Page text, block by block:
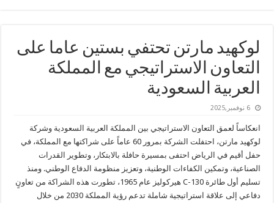
لوكهيد مارتن تحتفي بستين عاما على
التعاون الاستراتيجي مع المملكة
العربية السعودية
6 نوفمبر,2025
انعكاساً لعمق التعاون الاستراتيجي بين المملكة العربية السعودية وشركة
لوكهيد مارتن، احتفلت الشركة بمرور 60 عاماً على شراكتها مع المملكة، في
حفل أقيم في الرياض احتفى بمسيرة حافلة بالابتكار، وتطوير القدرات
الصناعية، وتمكين الكفاءات الوطنية، وتعزيز منظومة الدفاع الوطني. ومنذ
تسليم أول طائرة C-130 هيركوليز عام 1965، تطورت هذه الشراكة من تعاونٍ
دفاعي إلى علاقة استراتيجية شاملة تدعم رؤية المملكة 2030 من خلال